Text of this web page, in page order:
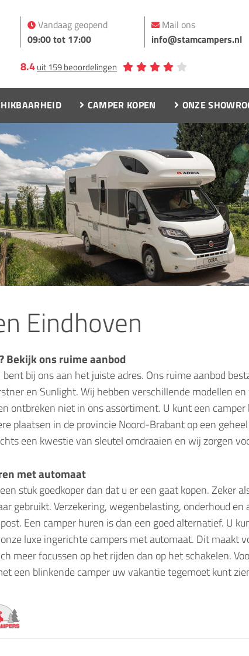
Vandaag geopend
09:00 tot 17:00
Mail ons
info@stamcampers.nl
8.4uit 159 beoordelingen
CAMPER KOPEN ONZE
Eindhoven
Bekijk ons ruime aanbod
bij ons aan het juiste adres. Ons ruime aanbod
en Sunlight. Wij hebben verschillende modellen en
ontbreken niet in ons assortiment. U kunt een camper
plaatsen in de provincie Noord-Brabant op een
een kwestie van sleutel omdraaien en wij zorgen
met automaat
stuk goedkoper dan dat u er een gaat kopen. Zeker
gebruikt. Verzekering, wegenbelasting, onderhoud
Een camper huren is dan een goed alternatief. U
luxe ingerichte campers met automaat. Dit maakt
meer focussen op het rijden dan op het schakelen.
een blinkende camper uw vakantie tegemoet kunt
all risk verzekerd en in perfecte staat. Dit betekent
hart kunt vertrekken. Veilig op pad gaan met een
dat u zelf voorzichtig rijdt, kunnen er altijd
uur per dag met onze persoonlijke hulplijn bellen.